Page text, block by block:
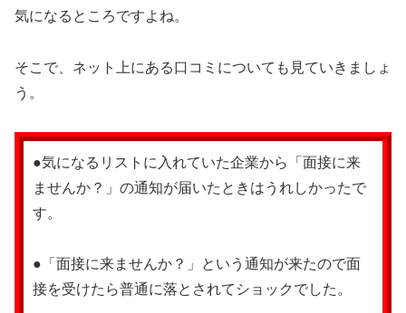
気になるところですよね。
そこで、ネット上にある口コミについても見ていきましょ
う。
●気になるリストに入れていた企業から「面接に来
ませんか？」の通知が届いたときはうれしかったで
す。
●「面接に来ませんか？」という通知が来たので面
接を受けたら普通に落とされてショックでした。